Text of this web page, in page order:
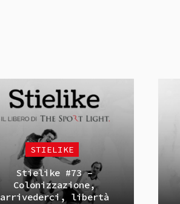
STIELIKE
Stielike #73 –
Colonizzazione,
arrivederci, libertà